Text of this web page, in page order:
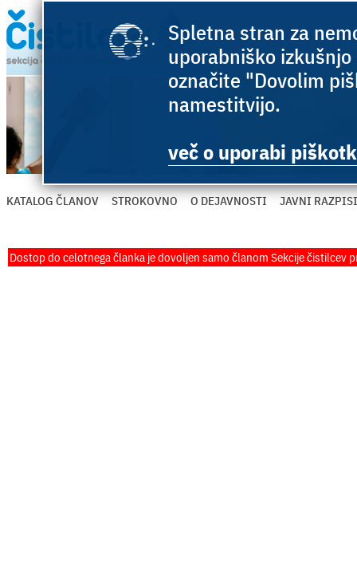
KATALOG ČLANOV STROKOVNO O DEJAVNOSTI JAVNI RAZPISI
Dostop do celotnega članka je dovoljen samo članom Sekcije čistilcev
Spletna stran za
uporabniško
označite "Dovolim
namestitvijo.
več o uporabi